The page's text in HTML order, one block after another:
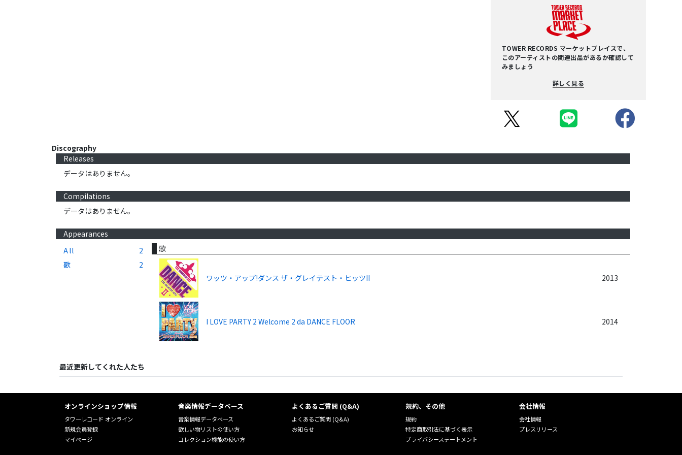
TOWER RECORDS マーケットプレイスで、
このアーティストの関連出品があるか確認して
みましょう
詳しく見る
Discography
Releases
データはありません。
Compilations
データはありません。
Appearances
All
2
歌
2
歌
ワッツ・アップ!ダンス ザ・グレイテスト・ヒッツII 2013
I LOVE PARTY 2 Welcome 2 da DANCE FLOOR 2014
最近更新してくれた人たち
オンラインショップ情報
タワーレコード オンライン
新規会員登録
マイページ
音楽情報データベース
音楽情報データベース
欲しい物リストの使い方
コレクション機能の使い方
よくあるご質問 (Q&A)
よくあるご質問 (Q&A)
お知らせ
規約、その他
規約
特定商取引法に基づく表示
プライバシーステートメント
会社情報
会社情報
プレスリリース